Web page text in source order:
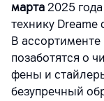
марта 2025
технику Dreame
В
позаботятся о
фены и
безупречный